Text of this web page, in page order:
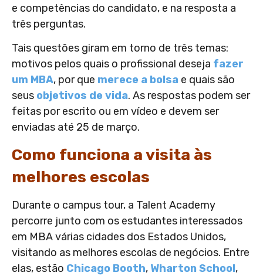
e competências do candidato, e na resposta a
três perguntas.
Tais questões giram em torno de três temas:
motivos pelos quais o profissional deseja fazer
um MBA, por que merece a bolsa e quais são
seus objetivos de vida. As respostas podem ser
feitas por escrito ou em vídeo e devem ser
enviadas até 25 de março.
Como funciona a visita às
melhores escolas
Durante o campus tour, a Talent Academy
percorre junto com os estudantes interessados
em MBA várias cidades dos Estados Unidos,
visitando as melhores escolas de negócios. Entre
elas, estão Chicago Booth, Wharton School,